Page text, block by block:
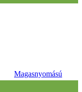
Magasnyomású